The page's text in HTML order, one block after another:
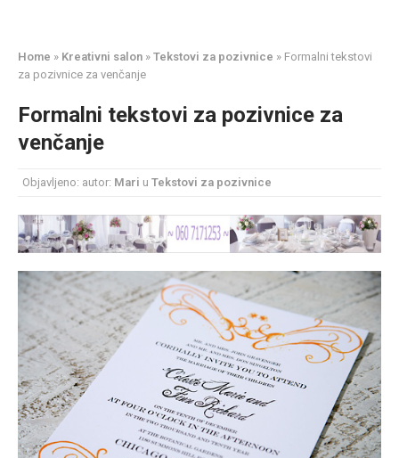
gnezdo ljubavi
mesec još lepšim
Poklon koji će vaša druga polovina zauvek pamtiti
Home » Kreativni salon » Tekstovi za pozivnice » Formalni tekstovi
za pozivnice za venčanje
Formalni tekstovi za pozivnice za
venčanje
Objavljeno: autor: Mari u Tekstovi za pozivnice